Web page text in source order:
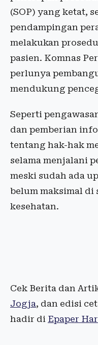
(SOP) yang ketat,
pendampingan
melakukan
pasien. Komnas
perlunya
mendukung
Seperti
dan pemberian
tentang hak-hak
selama menjalani
meski sudah ada
belum maksimal
kesehatan.
Cek Berita dan
Jogja, dan edisi
hadir di Epaper